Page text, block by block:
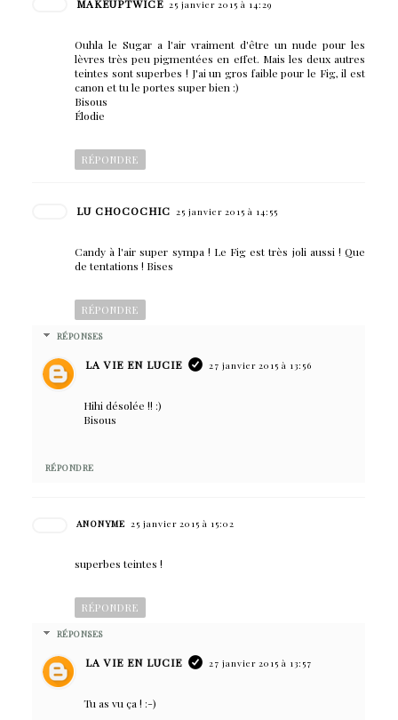
MAKEUPTWICE 25 janvier 2015 à 14:29
Ouhla le Sugar a l'air vraiment d'être un nude pour les
lèvres très peu pigmentées en effet. Mais les deux autres
teintes sont superbes ! J'ai un gros faible pour le Fig, il est
canon et tu le portes super bien :)
Bisous
Élodie
RÉPONDRE
LU CHOCOCHIC 25 janvier 2015 à 14:55
Candy à l'air super sympa ! Le Fig est très joli aussi ! Que
de tentations ! Bises
RÉPONDRE
RÉPONSES
LA VIE EN LUCIE 27 janvier 2015 à 13:56
Hihi désolée !! :)
Bisous
RÉPONDRE
ANONYME 25 janvier 2015 à 15:02
superbes teintes !
RÉPONDRE
RÉPONSES
LA VIE EN LUCIE 27 janvier 2015 à 13:57
Tu as vu ça ! :-)